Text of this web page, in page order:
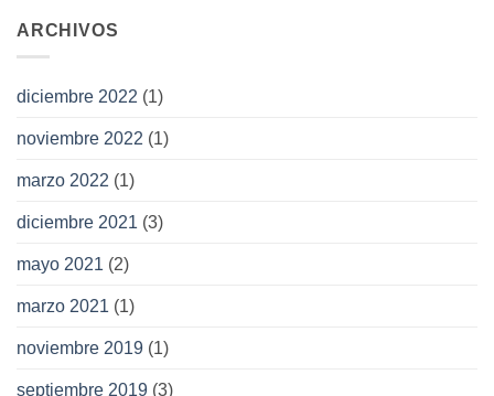
ARCHIVOS
diciembre 2022 (1)
noviembre 2022 (1)
marzo 2022 (1)
diciembre 2021 (3)
mayo 2021 (2)
marzo 2021 (1)
noviembre 2019 (1)
septiembre 2019 (3)